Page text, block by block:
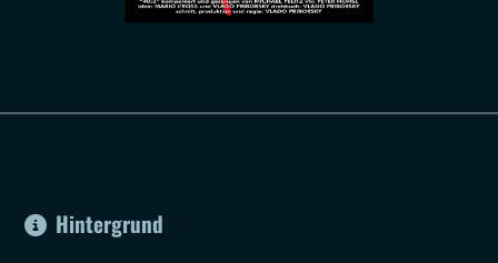
Hintergrund